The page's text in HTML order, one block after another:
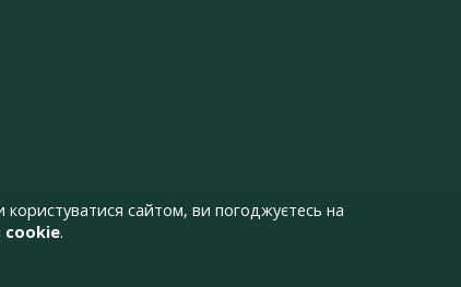
сайтом, ви погоджуєтесь на
cookie.